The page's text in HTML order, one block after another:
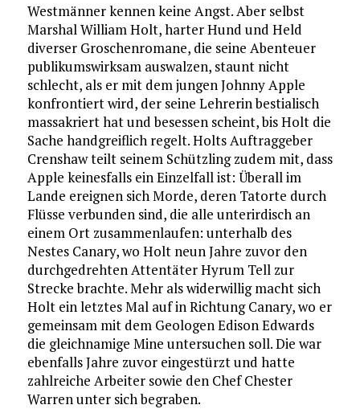
Westmänner kennen keine Angst. Aber selbst
Marshal William Holt, harter Hund und Held
diverser Groschenromane, die seine Abenteuer
publikumswirksam auswalzen, staunt nicht
schlecht, als er mit dem jungen Johnny Apple
konfrontiert wird, der seine Lehrerin bestialisch
massakriert hat und besessen scheint, bis Holt die
Sache handgreiflich regelt. Holts Auftraggeber
Crenshaw teilt seinem Schützling zudem mit, dass
Apple keinesfalls ein Einzelfall ist: Überall im
Lande ereignen sich Morde, deren Tatorte durch
Flüsse verbunden sind, die alle unterirdisch an
einem Ort zusammenlaufen: unterhalb des
Nestes Canary, wo Holt neun Jahre zuvor den
durchgedrehten Attentäter Hyrum Tell zur
Strecke brachte. Mehr als widerwillig macht sich
Holt ein letztes Mal auf in Richtung Canary, wo er
gemeinsam mit dem Geologen Edison Edwards
die gleichnamige Mine untersuchen soll. Die war
ebenfalls Jahre zuvor eingestürzt und hatte
zahlreiche Arbeiter sowie den Chef Chester
Warren unter sich begraben.